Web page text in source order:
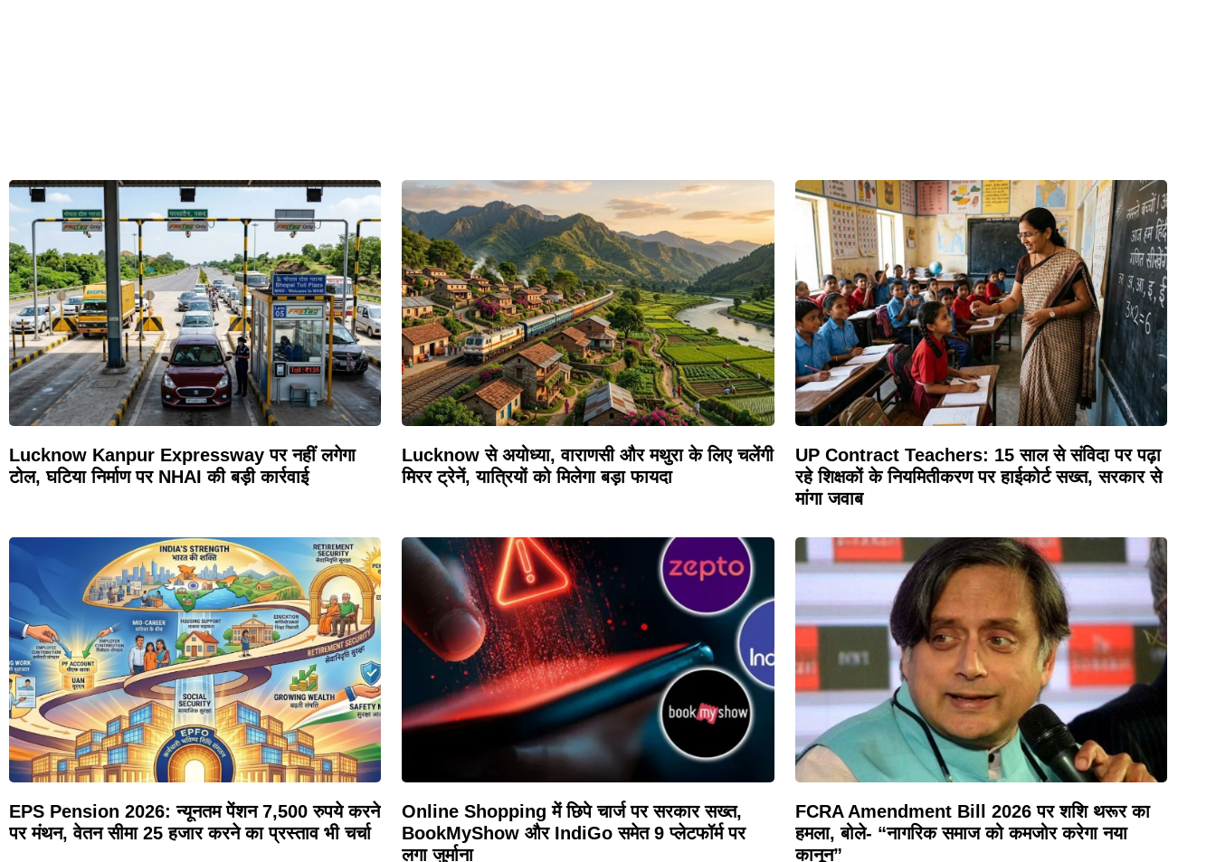
Lucknow Kanpur Expressway पर नहीं लगेगा
टोल, घटिया निर्माण पर NHAI की बड़ी कार्रवाई
Lucknow से अयोध्या, वाराणसी और मथुरा के लिए चलेंगी
मिरर ट्रेनें, यात्रियों को मिलेगा बड़ा फायदा
UP Contract Teachers: 15 साल से संविदा पर पढ़ा
रहे शिक्षकों के नियमितीकरण पर हाईकोर्ट सख्त, सरकार से
मांगा जवाब
EPS Pension 2026: न्यूनतम पेंशन 7,500 रुपये करने
पर मंथन, वेतन सीमा 25 हजार करने का प्रस्ताव भी चर्चा
Online Shopping में छिपे चार्ज पर सरकार सख्त,
BookMyShow और IndiGo समेत 9 प्लेटफॉर्म पर
लगा जुर्माना
FCRA Amendment Bill 2026 पर शशि थरूर का
हमला, बोले- “नागरिक समाज को कमजोर करेगा नया
कानून”